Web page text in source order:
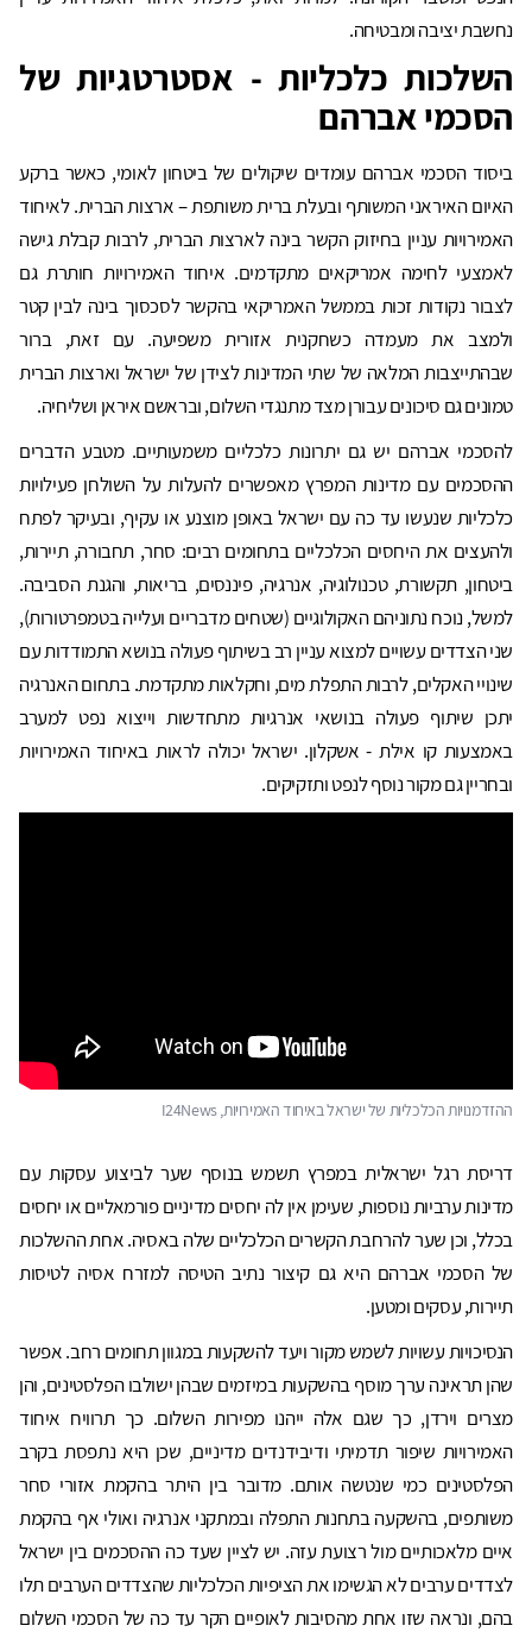
נחשבת יציבה ומבטיחה.
השלכות כלכליות - אסטרטגיות של
הסכמי אברהם
ביסוד הסכמי אברהם עומדים שיקולים של ביטחון לאומי, כאשר ברקע
האיום האיראני המשותף ובעלת ברית משותפת – ארצות הברית. לאיחוד
האמירויות עניין בחיזוק הקשר בינה לארצות הברית, לרבות קבלת גישה
לאמצעי לחימה אמריקאים מתקדמים. איחוד האמירויות חותרת גם
לצבור נקודות זכות בממשל האמריקאי בהקשר לסכסוך בינה לבין קטר
ולמצב את מעמדה כשחקנית אזורית משפיעה. עם זאת, ברור
שבהתייצבות המלאה של שתי המדינות לצידן של ישראל וארצות הברית
טמונים גם סיכונים עבורן מצד מתנגדי השלום, ובראשם איראן ושליחיה.
להסכמי אברהם יש גם יתרונות כלכליים משמעותיים. מטבע הדברים
ההסכמים עם מדינות המפרץ מאפשרים להעלות על השולחן פעילויות
כלכליות שנעשו עד כה עם ישראל באופן מוצנע או עקיף, ובעיקר לפתח
ולהעצים את היחסים הכלכליים בתחומים רבים: סחר, תחבורה, תיירות,
ביטחון, תקשורת, טכנולוגיה, אנרגיה, פיננסים, בריאות, והגנת הסביבה.
למשל, נוכח נתוניהם האקולוגיים (שטחים מדבריים ועלייה בטמפרטורות),
שני הצדדים עשויים למצוא עניין רב בשיתוף פעולה בנושא התמודדות עם
שינויי האקלים, לרבות התפלת מים, וחקלאות מתקדמת. בתחום האנרגיה
יתכן שיתוף פעולה בנושאי אנרגיות מתחדשות וייצוא נפט למערב
באמצעות קו אילת - אשקלון. ישראל יכולה לראות באיחוד האמירויות
ובחריין גם מקור נוסף לנפט ותזקיקים.
ההזדמנויות הכלכליות של ישראל באיחוד האמירויות, I24News
דריסת רגל ישראלית במפרץ תשמש בנוסף שער לביצוע עסקות עם
מדינות ערביות נוספות, שעימן אין לה יחסים מדיניים פורמאליים או יחסים
בכלל, וכן שער להרחבת הקשרים הכלכליים שלה באסיה. אחת ההשלכות
של הסכמי אברהם היא גם קיצור נתיב הטיסה למזרח אסיה לטיסות
תיירות, עסקים ומטען.
הנסיכויות עשויות לשמש מקור ויעד להשקעות במגוון תחומים רחב. אפשר
שהן תראינה ערך מוסף בהשקעות במיזמים שבהן ישולבו הפלסטינים, והן
מצרים וירדן, כך שגם אלה ייהנו מפירות השלום. כך תרוויח איחוד
האמירויות שיפור תדמיתי ודיבידנדים מדיניים, שכן היא נתפסת בקרב
הפלסטינים כמי שנטשה אותם. מדובר בין היתר בהקמת אזורי סחר
משותפים, בהשקעה בתחנות התפלה ובמתקני אנרגיה ואולי אף בהקמת
איים מלאכותיים מול רצועת עזה. יש לציין שעד כה ההסכמים בין ישראל
לצדדים ערבים לא הגשימו את הציפיות הכלכליות שהצדדים הערבים תלו
בהם, ונראה שזו אחת מהסיבות לאופיים הקר עד כה של הסכמי השלום